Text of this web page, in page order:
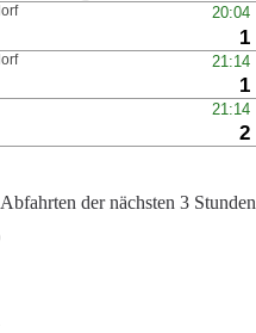
Abfahrten der nächsten 3 Stunden